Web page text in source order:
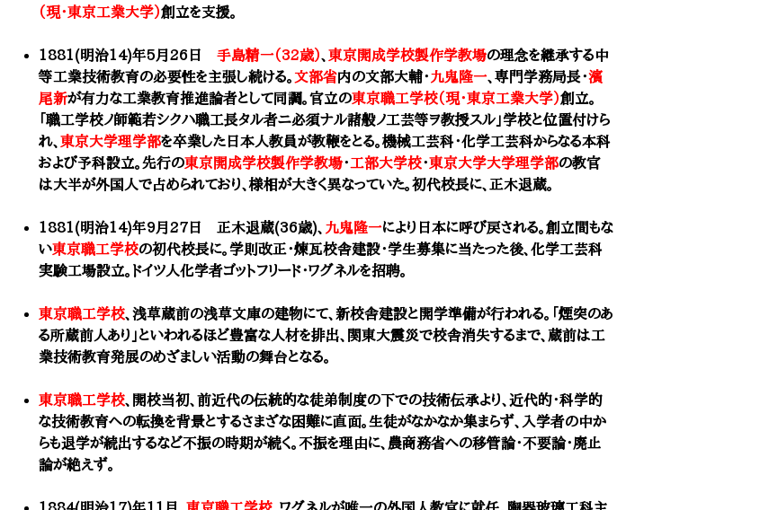
（現・東京工業大学）創立を支援。
1881(明治14)年5月26日 手島精一（32歳）、 東京開成学校製作学教場の理念を継承する中
等工業技術教育の必要性を主張し続ける。 文部省内の文部大輔・九鬼隆一、専門学務局長・濱
尾新が有力な工業教育推進論者として同調。官立の東京職工学校（現・東京工業大学）創立。
「職工学校ノ師範若シクハ職工長タル者ニ必須ナル諸般ノ工芸等ヲ教授スル」学校と位置付けら
れ、 東京大学理学部を卒業した日本人教員が教鞭をとる。機械工芸科・化学工芸科からなる本科
および予科設立。先行の東京開成学校製作学教場・工部大学校・東京大学大学理学部の教官
は大半が外国人で占められており、様相が大きく異なっていた。初代校長に、 正木退蔵。
1881(明治14)年9月27日 正木退蔵(36歳)、 九鬼隆一により日本に呼び戻される。創立間もな
い東京職工学校の初代校長に。学則改正・煉瓦校舎建設・学生募集に当たった後、化学工芸科
実験工場設立。ドイツ人化学者ゴットフリード・ワグネルを招聘。
東京職工学校、浅草蔵前の浅草文庫の建物にて、新校舎建設と開学準備が行われる。「煙突のあ
る所蔵前人あり」といわれるほど豊富な人材を排出、関東大震災で校舎消失するまで、蔵前は工
業技術教育発展のめざましい活動の舞台となる。
東京職工学校、開校当初、前近代の伝統的な徒弟制度の下での技術伝承より、近代的・科学的
な技術教育への転換を背景とするさまざな困難に直面。生徒がなかなか集まらず、入学者の中か
らも退学が続出するなど不振の時期が続く。不振を理由に、農商務省への移管論・不要論・廃止
論が絶えず。